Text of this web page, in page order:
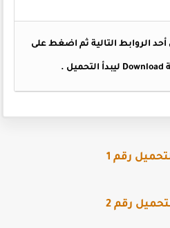
الروابط التالية ثم اضغط على
رقم 1
رقم 2